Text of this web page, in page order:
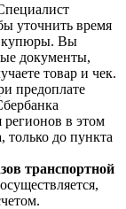
уточнить время
купюры. Вы
документы,
товар и чек.
предоплате
регионов в этом
только до пункта
транспортной